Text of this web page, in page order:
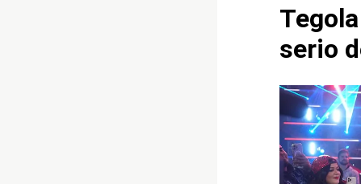
serio